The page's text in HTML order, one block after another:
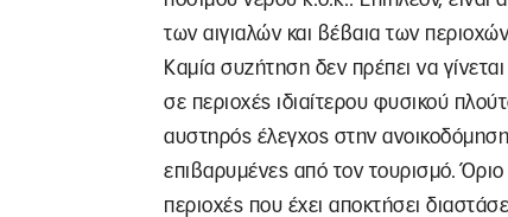
των αιγιαλών και βέβαια των
Καμία συζήτηση δεν πρέπει να
σε περιοχές ιδιαίτερου φυσικού
αυστηρός έλεγχος στην
επιβαρυμένες από τον τουρισμό. Όριο
περιοχές που έχει αποκτήσει